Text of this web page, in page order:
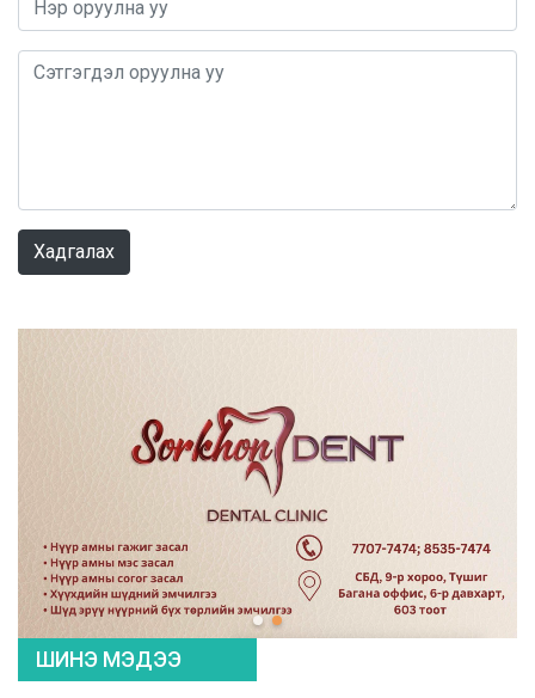
Хадгалах
ШИНЭ МЭДЭЭ